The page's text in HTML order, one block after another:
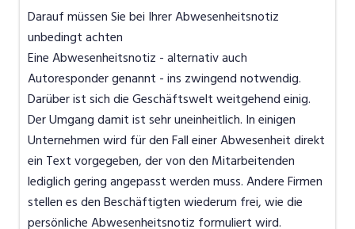
Darauf müssen Sie bei Ihrer Abwesenheitsnotiz
unbedingt achten
Eine Abwesenheitsnotiz - alternativ auch
Autoresponder genannt - ins zwingend notwendig.
Darüber ist sich die Geschäftswelt weitgehend einig.
Der Umgang damit ist sehr uneinheitlich. In einigen
Unternehmen wird für den Fall einer Abwesenheit direkt
ein Text vorgegeben, der von den Mitarbeitenden
lediglich gering angepasst werden muss. Andere Firmen
stellen es den Beschäftigten wiederum frei, wie die
persönliche Abwesenheitsnotiz formuliert wird.